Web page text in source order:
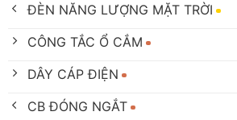
ĐÈN NĂNG LƯỢNG MẶT TRỜI
CÔNG TẮC Ổ CẮM
DÂY CÁP ĐIỆN
CB ĐÓNG NGẮT